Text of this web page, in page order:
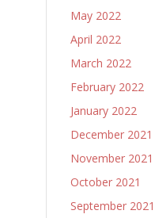
May 2022
April 2022
March 2022
February 2022
January 2022
December 2021
November 2021
October 2021
September 2021